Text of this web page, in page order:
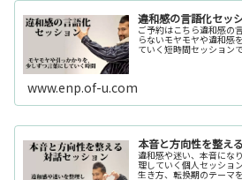
違和感の言語化セッ
ご予約はこちら違和感の
らないモヤモヤや違和感
ていく短時間セッション
www.enp.of-u.com
本音と方向性を整え
違和感や迷い、本音にな
理していく個人セッショ
生き方、転換期のテーマ